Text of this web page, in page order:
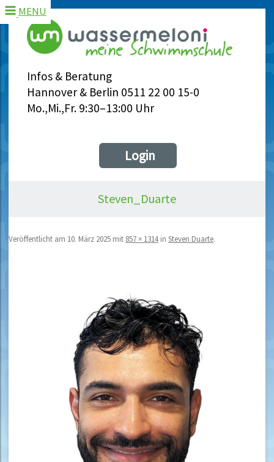
Infos & Beratung
Hannover & Berlin 0511 22 00 15-0
Mo.,Mi.,Fr. 9:30–13:00 Uhr
MENU
Login
Steven_Duarte
Veröffentlicht am 10. März 2025 mit 857 × 1314 in Steven Duarte.